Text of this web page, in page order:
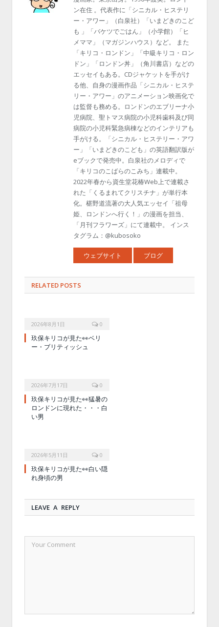
ン在住 。代表作に「シニカル・ヒステリ
ー・アワー」（白泉社）「いまどきのこど
も 」「バケツでごはん」（小学館）「ヒ
メママ」（マガジンハウス）など。 また
「キリコ・ロンドン」「中級キリコ・ロン
ドン」「ロンドン丼」（角川書店）などの
エッセイもある。CDジャケットを手がけ
る他、自身の漫画作品「シニカル・ヒステ
リー・アワー」のアニメーション映画化で
は監督も務める。ロンドンのエブリーナ小
児病院、聖トマス病院の小児科歯科及び同
病院の小児科緊急病棟などのインテリアも
手がける。「シニカル・ヒステリー・アワ
ー」「いまどきのこども」の英語翻訳版が
eブックで発売中。白泉社のメロディで
「キリコのこばらのこみち」連載中。
2022年春から資生堂花椿Web上で連載さ
れた「くるまれてクリスチナ」が単行本
化。椹野道流著の大人気エッセイ「祖母
姫、ロンドンへ行く！」の漫画を担当、
「月刊フラワーズ」にて連載中。 インス
タグラム：@kubosoko
ウェブサイト ブログ
RELATED POSTS
2026年8月1日 0
玖保キリコが見た👀ベリ
ー・ブリティッシュ
2026年7月17日 0
玖保キリコが見た👀猛暑の
ロンドンに現れた・・・白
い男
2026年5月11日 0
玖保キリコが見た👀白い隠
れ身頃の男
LEAVE A REPLY